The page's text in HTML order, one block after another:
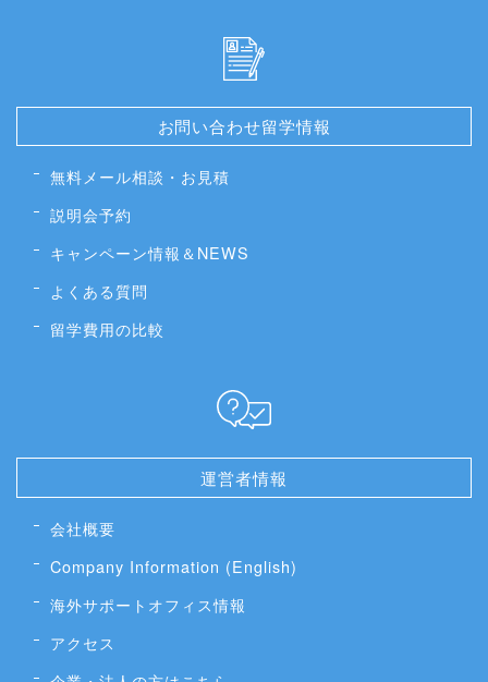
お問い合わせ留学情報
無料メール相談・お見積
説明会予約
キャンペーン情報＆NEWS
よくある質問
留学費用の比較
運営者情報
会社概要
Company Information (English)
海外サポートオフィス情報
アクセス